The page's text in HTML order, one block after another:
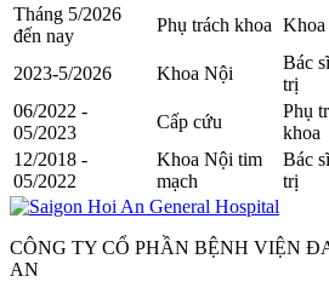
Tháng 5/2026
đến nay
Phụ trách khoa
2023-5/2026
Khoa Nội
Bác
trị
06/2022 -
05/2023
Cấp cứu
Phụ
khoa
12/2018 -
05/2022
Khoa Nội tim
mạch
Bác
trị
CÔNG TY CỔ PHẦN BỆNH VIỆN
AN